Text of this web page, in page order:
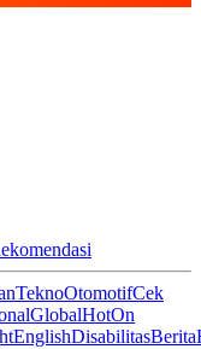
TeknoOtomotifCek
GlobalHotOn
EnglishDisabilitasBerita